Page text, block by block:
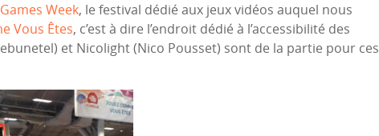
Week, le festival dédié aux jeux vidéos auquel nous
Vous Êtes, c’est à dire l’endroit dédié à l’accessibilité des
et Nicolight (Nico Pousset) sont de la partie pour ces